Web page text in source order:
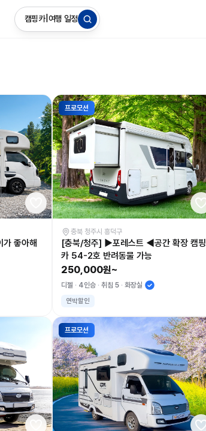
캠핑카| 여행 일정
좋아해
프로모션
충북 청주시 흥덕구
[충북/청주] ▶포레스트 ◀공간 확장 캠핑
카 54-2호 반려동물 가능
250,000원~
디젤 4인승 취침 5 화장실
연박할인
프로모션